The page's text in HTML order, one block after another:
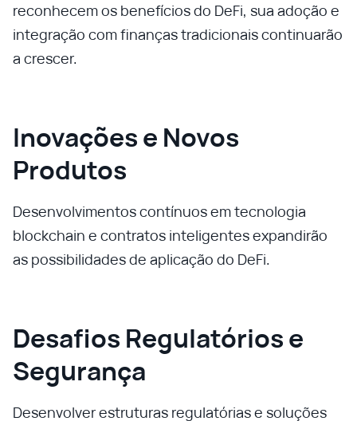
reconhecem os benefícios do DeFi, sua adoção e
integração com finanças tradicionais continuarão
a crescer.
Inovações e Novos
Produtos
Desenvolvimentos contínuos em tecnologia
blockchain e contratos inteligentes expandirão
as possibilidades de aplicação do DeFi.
Desafios Regulatórios e
Segurança
Desenvolver estruturas regulatórias e soluções